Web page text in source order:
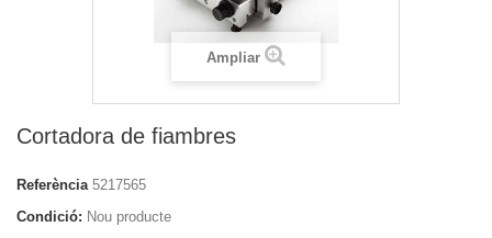
Ampliar
Cortadora de fiambres
Referència 5217565
Condició: Nou producte